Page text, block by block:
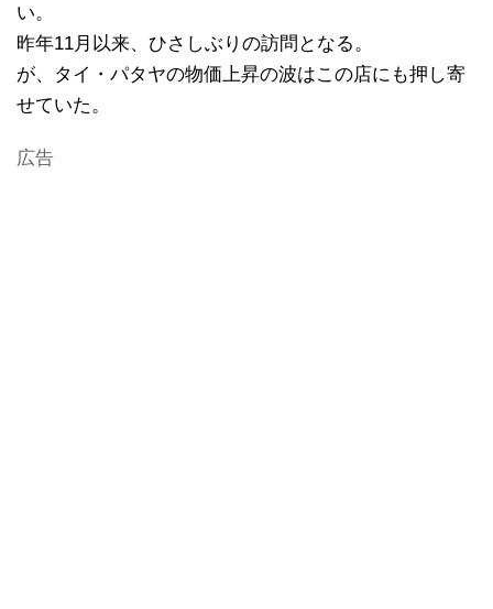
い。
昨年11月以来、ひさしぶりの訪問となる。
が、タイ・パタヤの物価上昇の波はこの店にも押し寄
せていた。
広告